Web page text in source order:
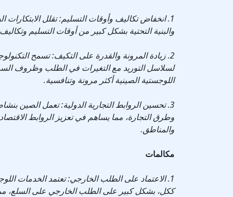
1. انخفاض تكاليف وأوقات التسليم: تقلل
والبنية التحتية بشكل كبير من أوقات التسليم
2. زيادة المرونة والقدرة على التكيف: تسمح
لسلاسل التوريد مع التغيرات في الطلب وظروف
اللوجستية الصينية أكثر مرونة وتنافسية.
3. تحسين الروابط التجارية الدولية: تعمل الصين
وطرق التجارة، مما يساهم في تعزيز الروابط
والمناطق.
مكالمات
1. الاعتماد على الطلب الخارجي: تعتمد الخدمات
ككل، بشكل كبير على الطلب الخارجي على السلع،